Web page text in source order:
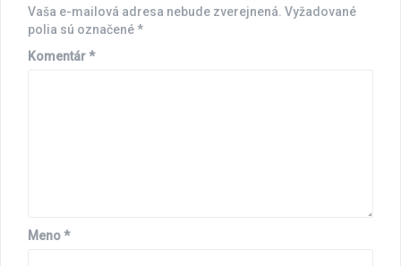
Vaša e-mailová adresa nebude zverejnená. Vyžadované
polia sú označené*
Komentár*
Meno*